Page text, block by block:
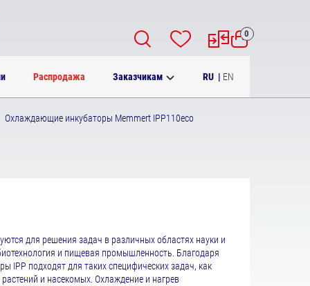
Распродажа Заказчикам RU | EN
0
Охлаждающие инкубаторы Memmert IPP110eco
для решения задач в различных областях науки и
и пищевая промышленность. Благодаря
IPP подходят для таких специфических задач, как
и насекомых. Охлаждение и нагрев